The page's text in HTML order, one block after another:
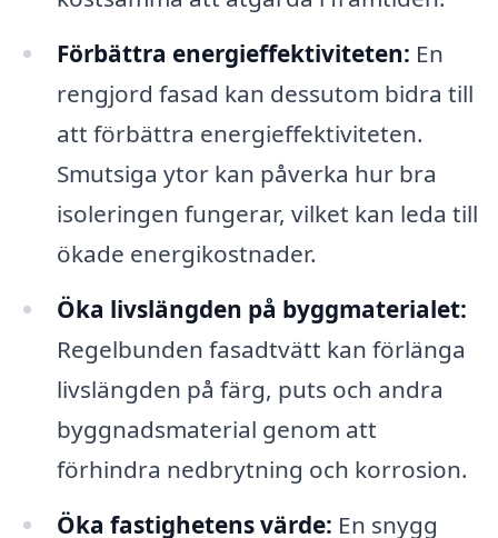
Förbättra energieffektiviteten: En
rengjord fasad kan dessutom bidra till
att förbättra energieffektiviteten.
Smutsiga ytor kan påverka hur bra
isoleringen fungerar, vilket kan leda till
ökade energikostnader.
Öka livslängden på byggmaterialet:
Regelbunden fasadtvätt kan förlänga
livslängden på färg, puts och andra
byggnadsmaterial genom att
förhindra nedbrytning och korrosion.
Öka fastighetens värde: En snygg